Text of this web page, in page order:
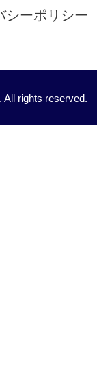
シーポリシー
rights reserved.